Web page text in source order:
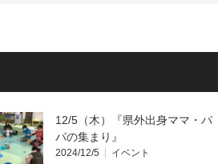
12/5（木）『県外出身ママ・パ
パの集まり』
2024/12/5 イベント